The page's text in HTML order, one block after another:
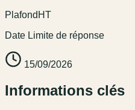
Plafond HT
Date Limite de réponse
15/09/2026
Informations clés